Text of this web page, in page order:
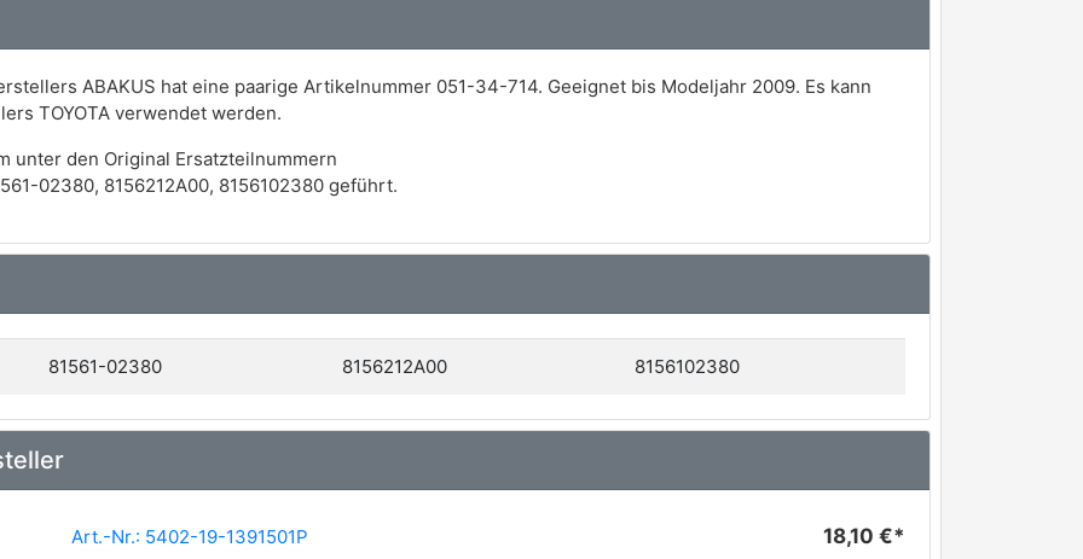
ABAKUS hat eine paarige Artikelnummer 051-34-714. Geeignet bis Modeljahr 2009. Es kann
TOYOTA verwendet werden.
unter den Original Ersatzteilnummern
02380, 8156212A00, 8156102380 geführt.
81561-02380 8156212A00 8156102380
Art.-Nr.: 5402-19-1391501P 18,10 €*